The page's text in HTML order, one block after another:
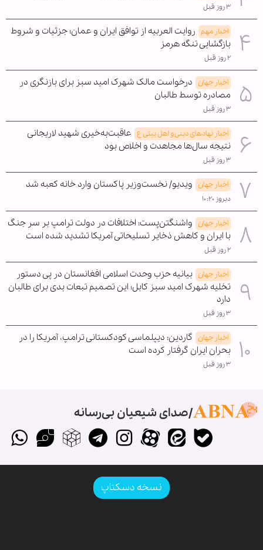
۳ روز قبل
اخبار مهم روایت العربیه از توافق ایران و عمان؛ جزئیات و شروط
بازگشایی تنگه هرمز
۲ روز قبل
اخبار جهان درخواست مالک شهرک امید سبز برای بازنگری در
مصادره توسط طالبان
۳ روز قبل
اخبار نهادهای دینی و اهل بیتی ع عاقبت‌به‌خیری شهید لاریجانی
نتیجه سال‌ها مجاهدت و اخلاص بود
۳ روز قبل
اخبار جهان ویدیو/ نخست‌وزیر پاکستان وارد خانه کعبه شد
دیروز ۱۰:۲۰
اخبار جهان واشنگتن‌پست: اختلافات در دولت ترامپ بر سر جنگ
با ایران و کاهش ذخایر تسلیحاتی آمریکا تشدید شده است
۲ روز قبل
اخبار جهان بیانیه حزب وحدت اسلامی افغانستان در پی دستور
تخلیه شهرک امید سبز کابل؛ این تصمیم تبعات بدی برای طالبان
دارد
۳ روز قبل
اخبار جهان گاردین: دیپلماسی کودکستانی ترامپ، آمریکا را در
بحران ایران گرفتار کرده است
۳ روز قبل
صدای شیعیان بی‌رسانه
نسخه دسکتاپ